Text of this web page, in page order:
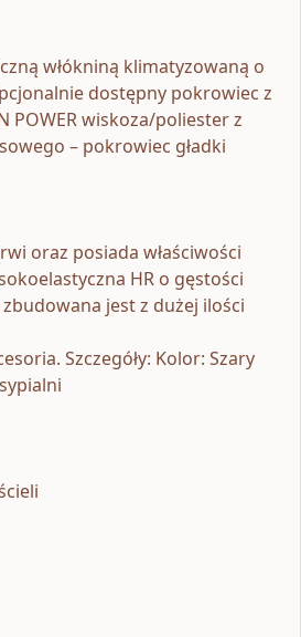
włókniną klimatyzowaną o
dostępny pokrowiec z
POWER wiskoza/poliester z
– pokrowiec gładki
oraz posiada właściwości
HR o gęstości
jest z dużej ilości
Szczegóły: Kolor: Szary